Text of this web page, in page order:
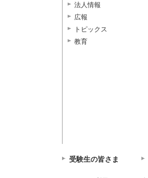
法人情報
広報
トピックス
教育
受験生の皆さま